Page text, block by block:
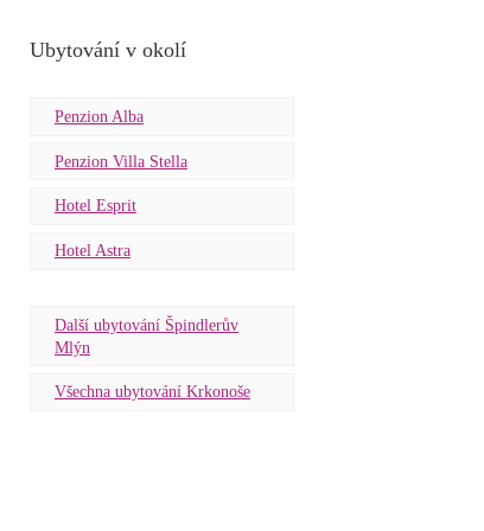
Ubytování v okolí
Penzion Alba
Penzion Villa Stella
Hotel Esprit
Hotel Astra
Další ubytování Špindlerův
Mlýn
Všechna ubytování Krkonoše